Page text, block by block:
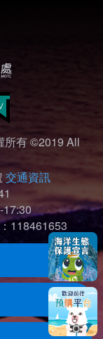
所有 ©2019 All
交通資訊
17:30
118461653